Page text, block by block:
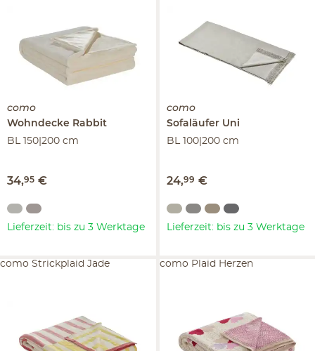
como
Wohndecke Rabbit
BL 150|200 cm
34,95 €
Lieferzeit: bis zu 3 Werktage
como
Sofaläufer Uni
BL 100|200 cm
24,99 €
Lieferzeit: bis zu 3 Werktage
como Strickplaid Jade como Plaid Herzen